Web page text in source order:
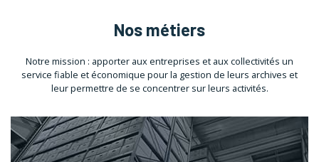
Nos métiers
Notre mission : apporter aux entreprises et aux collectivités un
service fiable et économique pour la gestion de leurs archives et
leur permettre de se concentrer sur leurs activités.